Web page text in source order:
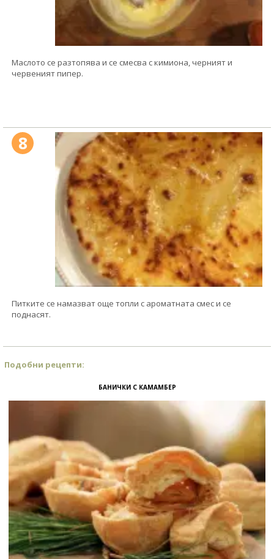
Маслото се разтопява и се смесва с кимиона, черният и
червеният пипер.
8
Питките се намазват още топли с ароматната смес и се
поднасят.
Подобни рецепти:
БАНИЧКИ С КАМАМБЕР